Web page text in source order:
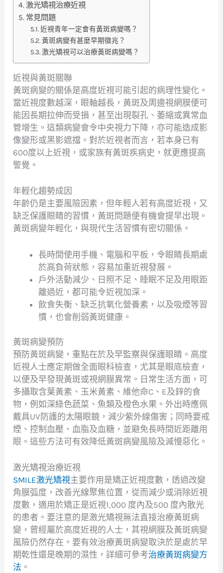
激光矯視治療近視
常見問題
近視青年一定會有黃斑病變嗎？
黃斑病變有甚麼早期徵兆？
激光矯視可以治療黃斑病變嗎？
近視與黃斑關聯
黃斑病變的關係是高度近視可能引起的病理性變化。
當近視度數越深，眼軸越長，黃斑及周邊視網膜便可
能因長期拉伸而受損，甚至出現裂孔、萎縮或異常血
管增生。這類病變會令中央視力下降，亦可能造成影
像變形或黑影遮擋。對於近視者而言，若本身已有
600度以上近視，或家族有黃斑疾病史，就更應提高
警覺。
年輕化趨勢成因
年齡仍是主要風險因素，但年輕人若有高度近視，又
缺乏保護眼睛的習慣，黃斑問題便有機會提早出現。
黃斑病變年輕化，與現代生活習慣有密切關係。
長時間使用手機、電腦和平板，令眼睛長期處
於高負荷狀態，容易加重近視發展。
戶外活動減少、日照不足、睡眠不足及用眼距
離過近，都可能令近視加深。
飲食失衡、缺乏抗氧化營養素，以及吸煙等習
慣，也會削弱黃斑健康。
黃斑病變預防
預防黃斑病變，重點在於及早監察與保護眼睛。高度
近視人士應定期做全面眼科檢查，尤其是眼底檢查，
以便及早發現黃斑或視網膜異常。日常生活方面，可
多攝取含葉黃素、玉米黃素、維他命C、E及鋅的食
物，例如深綠色蔬菜、魚類及橙色水果。外出時應佩
戴具UV防護的太陽眼鏡，減少紫外線傷害；同時要戒
煙、控制血壓、血脂及血糖，並避免長時間近距離用
眼。這些方法可有效降低黃斑病變風險及減慢惡化。
激光矯視治療近視
SMILE激光矯視主要作用是矯正近視度數，透過改變
角膜弧度，改善光線聚焦位置，從而減少或消除近視
度數，適用於矯正是近視1,000 度內及500 度內散光
的患者。要注意的是激光矯視無法直接治療黃斑病
變，曾經屬於高度近視的人士，其視網膜及黃斑病變
風險仍然存在。要有效治療黃斑病變取決於是處於早
期乾性還是晚期的濕性，詳細可參考治療黃斑病變方
法 。